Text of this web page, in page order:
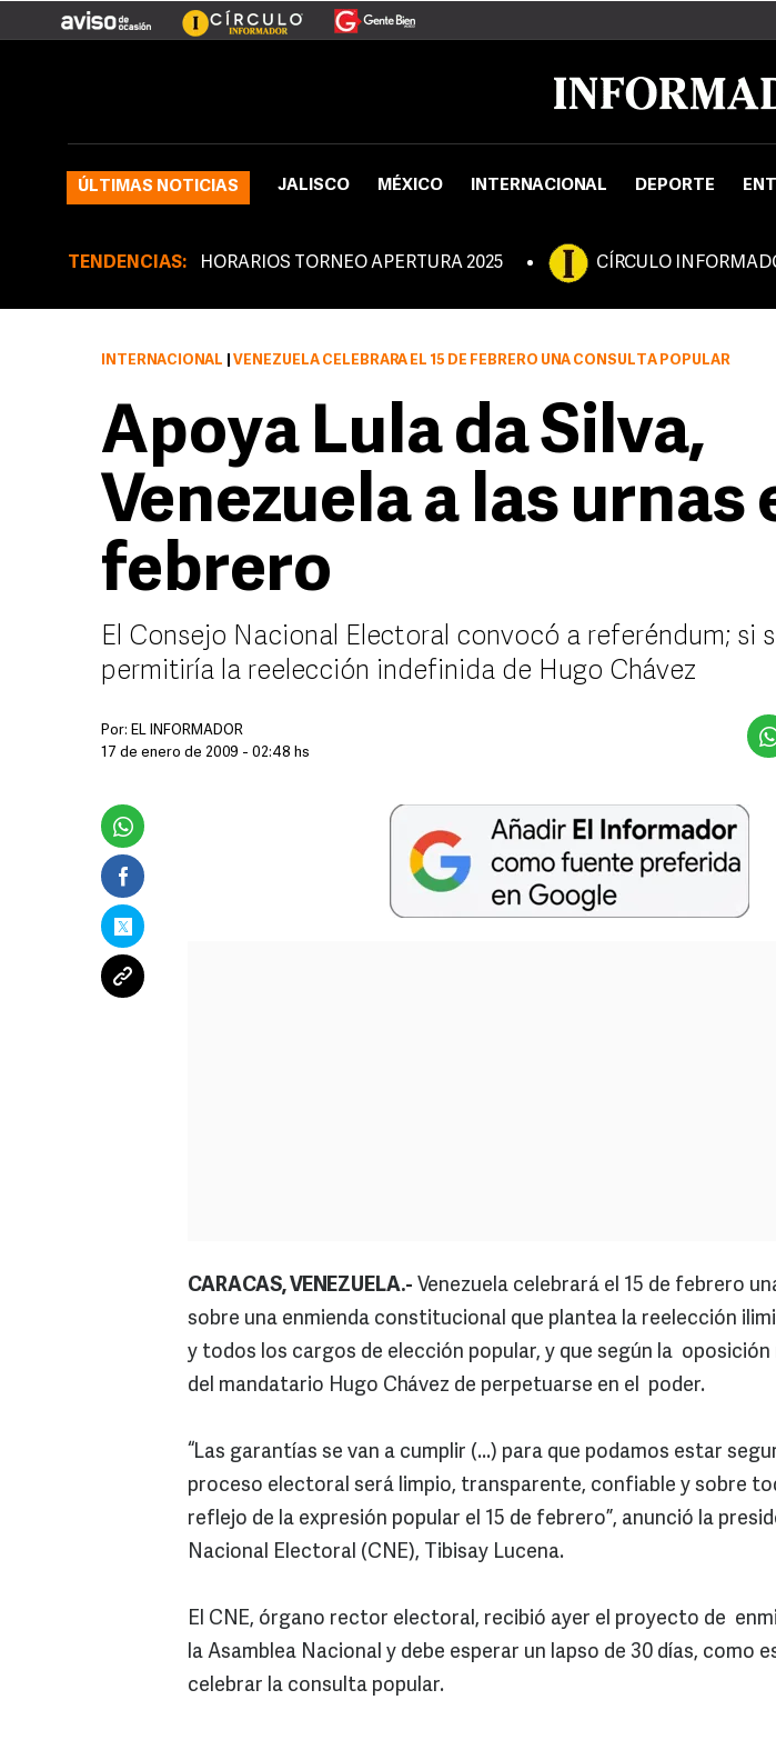
ÚLTIMAS NOTICIAS JALISCO MÉXICO INTERNACIONAL DEPORTE
TENDENCIAS: HORARIOS TORNEO APERTURA 2025 CÍRCULO
INTERNACIONAL VENEZUELA CELEBRARÁ EL 15 DE FEBRERO UNA CONSULTA POPULAR
Apoya Lula da Silva,
Venezuela a las urnas
febrero
El Consejo Nacional Electoral convocó a referéndum; si
permitiría la reelección indefinida de Hugo Chávez
Por: EL INFORMADOR
17 de enero de 2009 - 02:48 hs
CARACAS, VENEZUELA.- Venezuela celebrará el 15 de febrero
sobre una enmienda constitucional que plantea la reelección
y todos los cargos de elección popular, y que según la oposición
del mandatario Hugo Chávez de perpetuarse en el poder.
“Las garantías se van a cumplir (...) para que podamos estar
proceso electoral será limpio, transparente, confiable y sobre
reflejo de la expresión popular el 15 de febrero”, anunció la
Nacional Electoral (CNE), Tibisay Lucena.
El CNE, órgano rector electoral, recibió ayer el proyecto de
la Asamblea Nacional y debe esperar un lapso de 30 días, como
celebrar la consulta popular.